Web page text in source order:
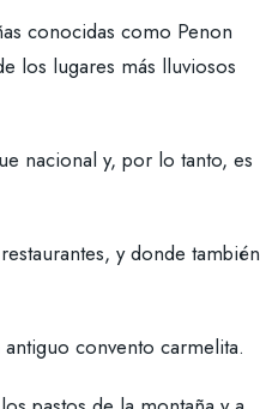
conocidas como Penon
los lugares más lluviosos
nacional y, por lo tanto, es
y donde también
convento carmelita.